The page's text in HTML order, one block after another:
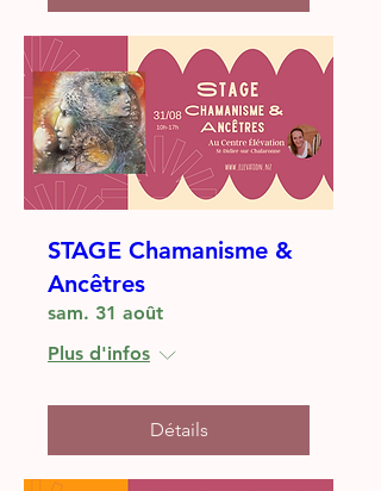
STAGE Chamanisme &
Ancêtres
sam. 31 août
Plus d'infos
Détails